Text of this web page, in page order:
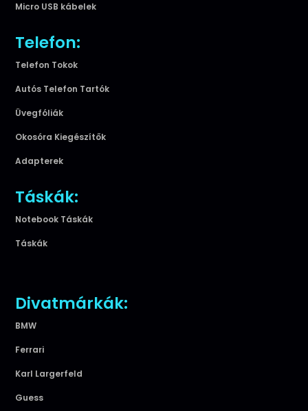
Micro USB kábelek
Telefon:
Telefon Tokok
Autós Telefon Tartók
Üvegfóliák
Okosóra Kiegészítők
Adapterek
Táskák:
Notebook Táskák
Táskák
Divatmárkák:
BMW
Ferrari
Karl Largerfeld
Guess